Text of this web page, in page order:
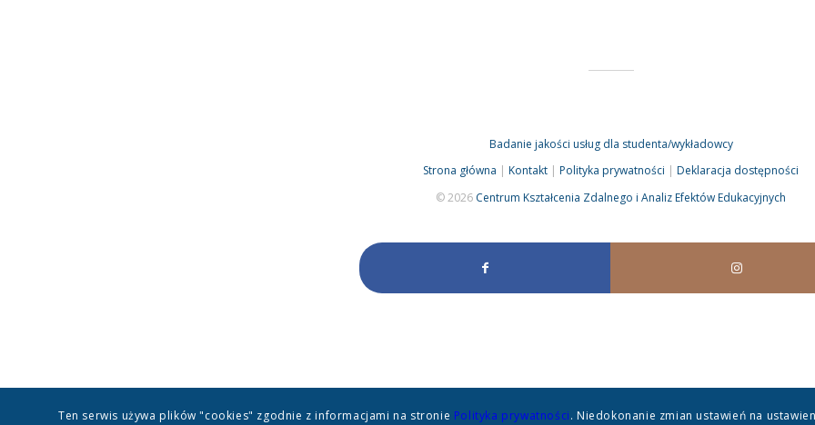
Badanie jakości usług dla studenta/wykładowcy
Strona główna |Kontakt |Polityka prywatności |Deklaracja dostępności
© 2026 Centrum Kształcenia Zdalnego i Analiz Efektów Edukacyjnych
Ten serwis używa plików "cookies" zgodnie z informacjami na stronie Polityka prywatności. Niedokonanie zmian ustawień na